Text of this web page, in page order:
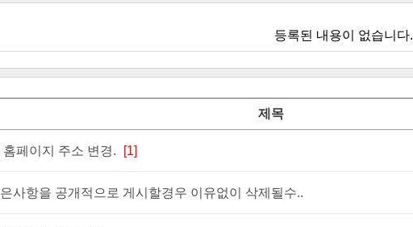
등록된 내용이 없습니다.
제목
페이지 주소 변경. [1]
사항을 공개적으로 게시할경우 이유없이 삭제될수..